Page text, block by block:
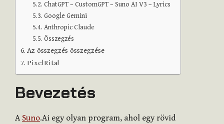
ChatGPT – CustomGPT – Suno AI V3 – Lyrics
Google Gemini
Anthropic Claude
Összegzés
Az összegzés összegzése
PixelRita!
Bevezetés
A Suno.Ai egy olyan program, ahol egy rövid